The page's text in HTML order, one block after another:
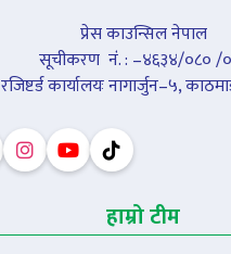
प्रेस काउन्सिल नेपाल
सूचीकरण नंं. : –४६३४/०८० /
रजिष्टर्ड कार्यालयः नागार्जुन–५,
हाम्रो टीम